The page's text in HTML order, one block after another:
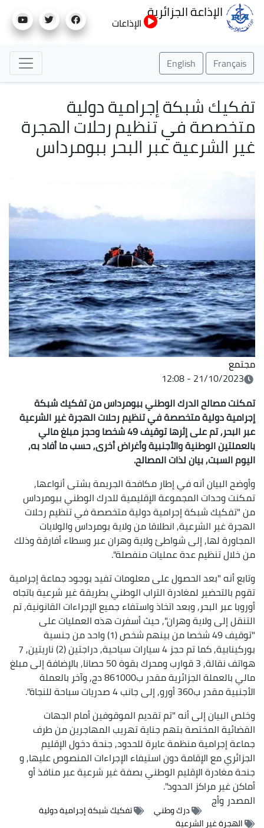
إلى
الإذاعة الجزائرية
الإذاعات
Français
English
تفكيك شبكة إجرامية دولية
متخصصة في تنظيم رحلات الهجرة
غير الشرعية عبر البحر ببومرداس
مجتمع
21/10/2023 - 12:08
تمكنت مصالح الدرك الوطني ببومرداس من تفكيك شبكة
إجرامية دولية متخصصة في تنظيم رحلات الهجرة غير الشرعية
عبر البحر, تم على إثرها توقيف 49 شخصا وحجز مبلغ مالي
بالعملتين الوطنية والأجنبية وأغراض أخرى, حسب ما أفاد به,
اليوم السبت, بيان لذات المصالح.
وأوضح البيان أنه في إطار مكافحة الجريمة بشتى أنواعها,
تمكنت وحدات المجموعة الإقليمية للدرك الوطني ببومرداس
من "تفكيك شبكة إجرامية دولية متخصصة في تنظيم رحلات
الهجرة غير الشرعية, انطلاقا من ولاية بومرداس والولايات
المجاورة لها, إلى شواطئ ولاية وهران عبر وسطاء أفارقة وذلك
من خلال تنظيم عدة عمليات منفصلة".
وتابع أنه "بعد الحصول على معلومات تفيد بوجود جماعة إجرامية
تقوم بالتحضير لمغادرة التراب الوطني بطريقة غير شرعية باتجاه
أوروبا عبر البحر, وبعد اتخاذ واستفاء جميع الإجراءات القانونية, تم
التنقل إلى ولاية وهران", حيث أسفرت هذه العمليات على
"توقيف 49 شخصا من بينهم شخص (1) واحد من جنسية
بوركينابية, كما تم حجز 4 سيارات سياحية, دراجتين (2) ناريتين, 7
هواتف نقالة, 3 قوارب ومحرك بقوة 50 حصانا, بالإضافة إلى مبلغ
مالي بالعملة الجزائرية مقدر ب861000 دج, وآخر بالعملة
الأجنبية مقدر ب360 أورو, إلى جانب 4 صدريات سباحة للنجاة".
وخلص البيان إلى أنه "تم تقديم الموقوفين أمام الجهات
القضائية المختصة بتهم جناية تهريب المهاجرين من طرف
جماعة إجرامية منظمة عابرة للحدود, جنحة دخول الإقليم
الجزائري مع الإقامة دون استيفاء الإجراءات المنصوص عليها, و
جنحة مغادرة الإقليم الوطني بصفة غير شرعية عبر منافذ أو
أماكن غير مراكز الحدود".
المصدروأج
درك وطني
تفكيك شبكة إجرامية دولية
الهجرة غير الشرعية